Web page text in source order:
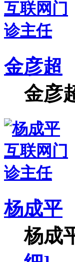
金彦超
金彦
杨成平
杨成